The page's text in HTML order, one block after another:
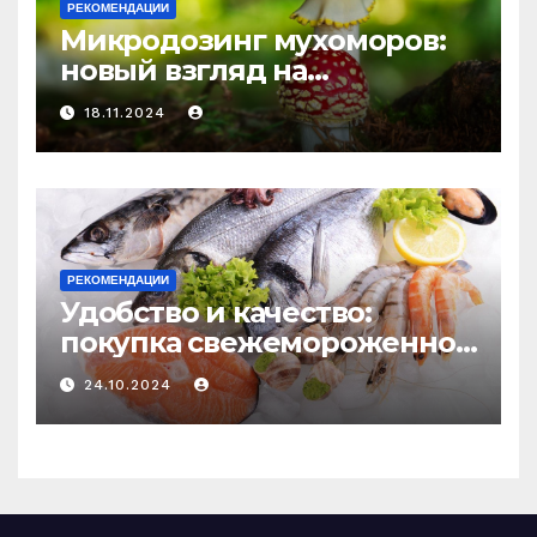
РЕКОМЕНДАЦИИ
Микродозинг мухоморов:
новый взгляд на
психоделику
18.11.2024
РЕКОМЕНДАЦИИ
Удобство и качество:
покупка свежемороженной
рыбы онлайн
24.10.2024